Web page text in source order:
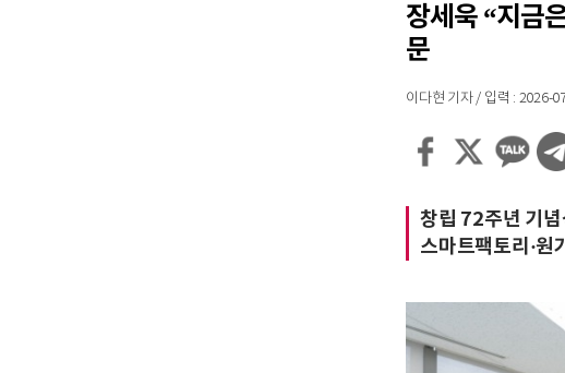
장세욱 “지금
문
이다현 기자 / 입력 : 2026-
창립 72주년 기
스마트팩토리·원